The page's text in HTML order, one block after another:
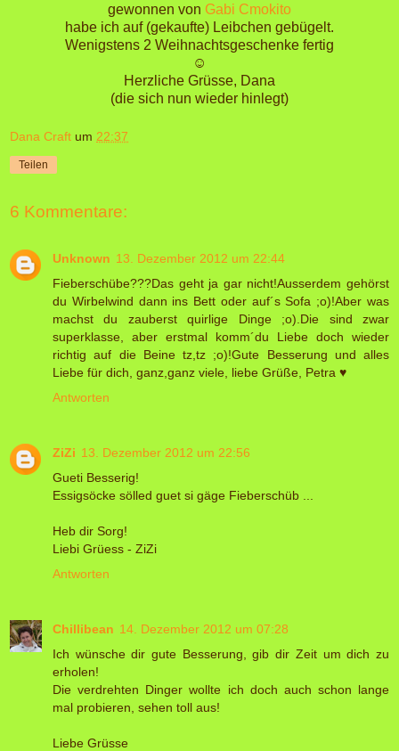
gewonnen von Gabi Cmokito
habe ich auf (gekaufte) Leibchen gebügelt.
Wenigstens 2 Weihnachtsgeschenke fertig
☺
Herzliche Grüsse, Dana
(die sich nun wieder hinlegt)
Dana Craft um 22:37
Teilen
6 Kommentare:
Unknown 13. Dezember 2012 um 22:44
Fieberschübe???Das geht ja gar nicht!Ausserdem gehörst
du Wirbelwind dann ins Bett oder auf´s Sofa ;o)!Aber was
machst du zauberst quirlige Dinge ;o).Die sind zwar
superklasse, aber erstmal komm´du Liebe doch wieder
richtig auf die Beine tz,tz ;o)!Gute Besserung und alles
Liebe für dich, ganz,ganz viele, liebe Grüße, Petra ♥
Antworten
ZiZi 13. Dezember 2012 um 22:56
Gueti Besserig!
Essigsöcke sölled guet si gäge Fieberschüb ...
Heb dir Sorg!
Liebi Grüess - ZiZi
Antworten
Chillibean 14. Dezember 2012 um 07:28
Ich wünsche dir gute Besserung, gib dir Zeit um dich zu
erholen!
Die verdrehten Dinger wollte ich doch auch schon lange
mal probieren, sehen toll aus!
Liebe Grüsse